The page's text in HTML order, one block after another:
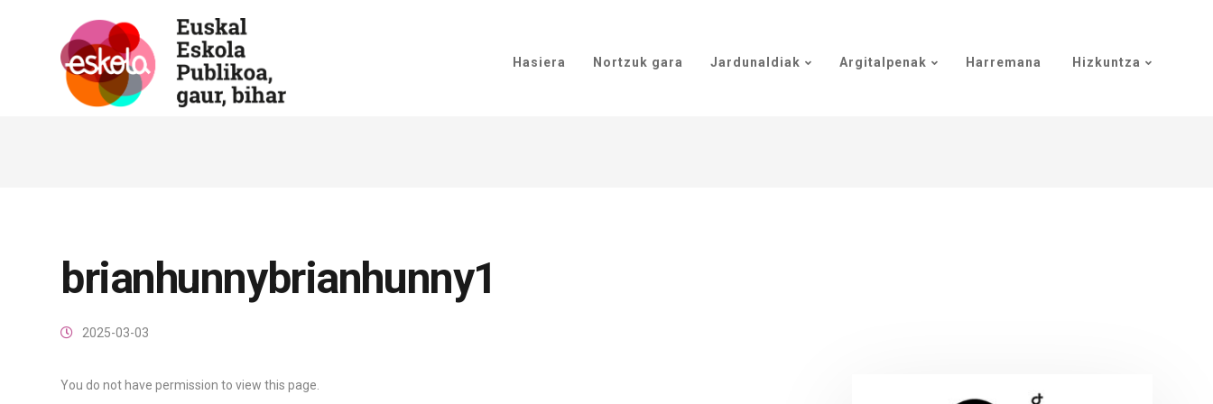
Hasiera Nortzuk gara Jardunaldiak Argitalpenak Harremana Hizkuntza
brianhunnybrianhunny1
2025-03-03
You do not have permission to view this page.